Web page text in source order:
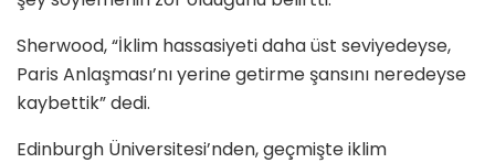
Sherwood, “İklim hassasiyeti daha üst seviyedeyse,
Paris Anlaşması’nı yerine getirme şansını neredeyse
kaybettik” dedi.
Edinburgh Üniversitesi’nden, geçmişte iklim